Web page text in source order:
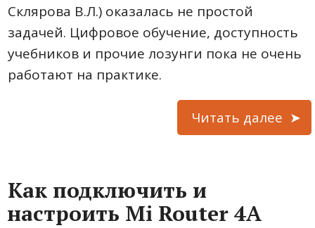
Склярова В.Л.) оказалась не простой
задачей. Цифровое обучение, доступность
учебников и прочие лозунги пока не очень
работают на практике.
Читать далее
Как подключить и
настроить Mi Router 4A